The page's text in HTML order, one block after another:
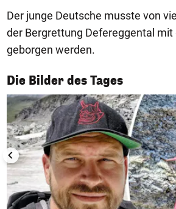
Der junge Deutsche musste von
der Bergrettung Defereggental mit
geborgen werden.
Die Bilder des Tages
1/50